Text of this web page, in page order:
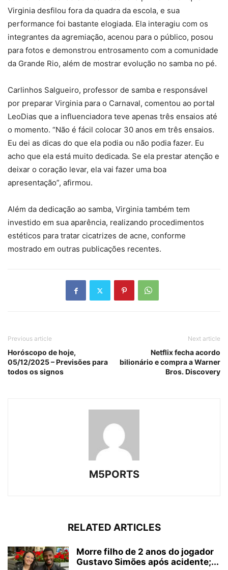
Virginia desfilou fora da quadra da escola, e sua
performance foi bastante elogiada. Ela interagiu com os
integrantes da agremiação, acenou para o público, posou
para fotos e demonstrou entrosamento com a comunidade
da Grande Rio, além de mostrar evolução no samba no pé.
Carlinhos Salgueiro, professor de samba e responsável
por preparar Virginia para o Carnaval, comentou ao portal
LeoDias que a influenciadora teve apenas três ensaios até
o momento. “Não é fácil colocar 30 anos em três ensaios.
Eu dei as dicas do que ela podia ou não podia fazer. Eu
acho que ela está muito dedicada. Se ela prestar atenção e
deixar o coração levar, ela vai fazer uma boa
apresentação”, afirmou.
Além da dedicação ao samba, Virginia também tem
investido em sua aparência, realizando procedimentos
estéticos para tratar cicatrizes de acne, conforme
mostrado em outras publicações recentes.
Previous article
Horóscopo de hoje,
05/12/2025 – Previsões para
todos os signos
Next article
Netflix fecha acordo
bilionário e compra a Warner
Bros. Discovery
M5PORTS
RELATED ARTICLES
Morre filho de 2 anos do jogador
Gustavo Simões após acidente;...